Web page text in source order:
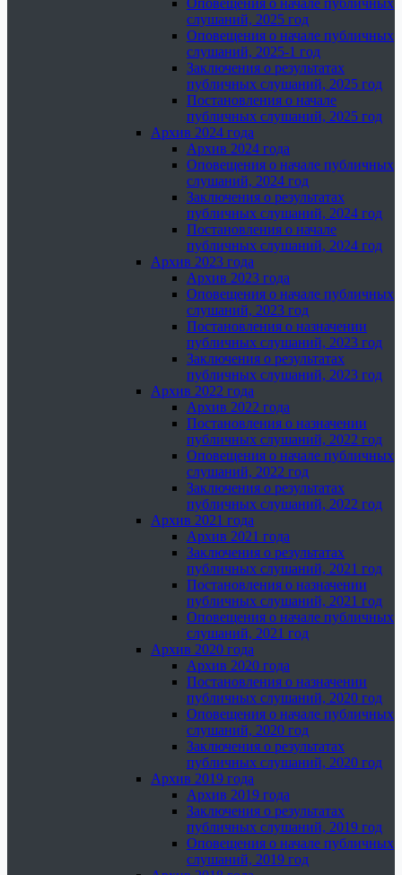
Оповещения о начале публичных
слушаний, 2025 год
Оповещения о начале публичных
слушаний, 2025-1 год
Заключения о результатах
публичных слушаний, 2025 год
Постановления о начале
публичных слушаний, 2025 год
Архив 2024 года
Архив 2024 года
Оповещения о начале публичных
слушаний, 2024 год
Заключения о результатах
публичных слушаний, 2024 год
Постановления о начале
публичных слушаний, 2024 год
Архив 2023 года
Архив 2023 года
Оповещения о начале публичных
слушаний, 2023 год
Постановления о назначении
публичных слушаний, 2023 год
Заключения о результатах
публичных слушаний, 2023 год
Архив 2022 года
Архив 2022 года
Постановления о назначении
публичных слушаний, 2022 год
Оповещения о начале публичных
слушаний, 2022 год
Заключения о результатах
публичных слушаний, 2022 год
Архив 2021 года
Архив 2021 года
Заключения о результатах
публичных слушаний, 2021 год
Постановления о назначении
публичных слушаний, 2021 год
Оповещения о начале публичных
слушаний, 2021 год
Архив 2020 года
Архив 2020 года
Постановления о назначении
публичных слушаний, 2020 год
Оповещения о начале публичных
слушаний, 2020 год
Заключения о результатах
публичных слушаний, 2020 год
Архив 2019 года
Архив 2019 года
Заключения о результатах
публичных слушаний, 2019 год
Оповещения о начале публичных
слушаний, 2019 год